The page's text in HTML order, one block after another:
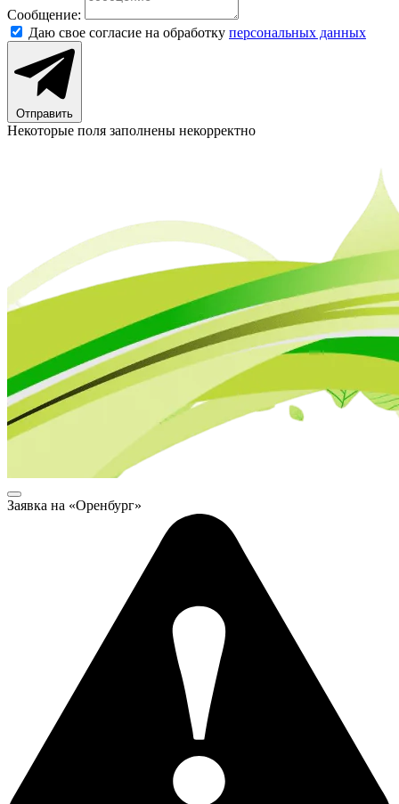
Сообщение:
Даю свое согласие на обработку персональных данных
Отправить
Некоторые поля заполнены некорректно
Заявка на «Оренбург»